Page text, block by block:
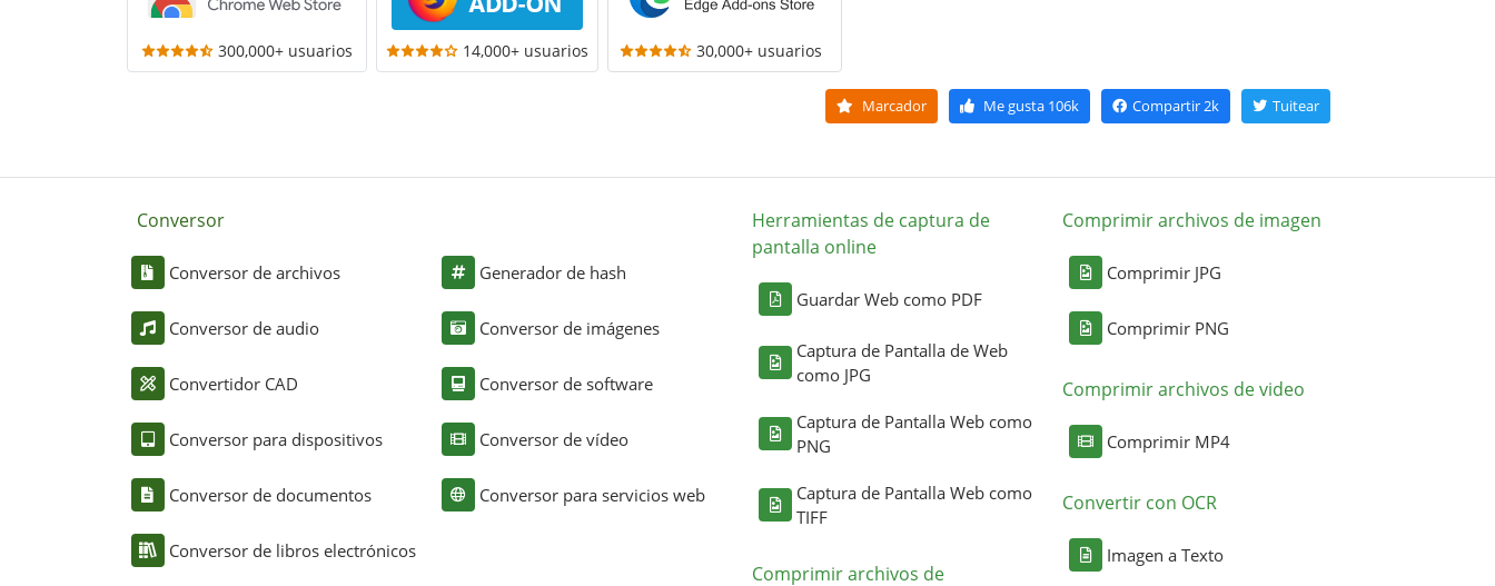
300,000+ usuarios 14,000+ usuarios 30,000+ usuarios
Marcador Me gusta106k Compartir 2k Tuitear
Conversor
Conversor de archivos
Conversor de audio
Convertidor CAD
Conversor para dispositivos
Conversor de documentos
Conversor de libros electrónicos
Generador de hash
Conversor de imágenes
Conversor de software
Conversor de vídeo
Conversor para servicios web
Herramientas de captura de
pantalla online
Guardar Web como PDF
Captura de Pantalla de Web
como JPG
Captura de Pantalla Web como
PNG
Captura de Pantalla Web como
TIFF
Comprimir archivos de
Comprimir archivos de imagen
Comprimir JPG
Comprimir PNG
Comprimir archivos de video
Comprimir MP4
Convertir con OCR
Imagen a Texto